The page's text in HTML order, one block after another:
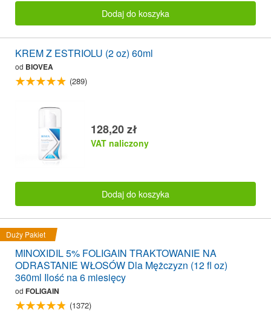
Dodaj do koszyka
KREM Z ESTRIOLU (2 oz) 60ml
od BIOVEA
(289)
128,20 zł
VAT naliczony
Dodaj do koszyka
Duży Pakiet
MINOXIDIL 5% FOLIGAIN TRAKTOWANIE NA
ODRASTANIE WŁOSÓW Dla Mężczyzn (12 fl oz)
360ml Ilość na 6 miesięcy
od FOLIGAIN
(1372)